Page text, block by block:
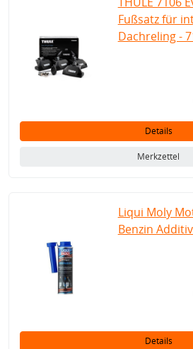
Fußsatz für
Dachreling -
Details
Merkzettel
Liqui Moly
Benzin
Details